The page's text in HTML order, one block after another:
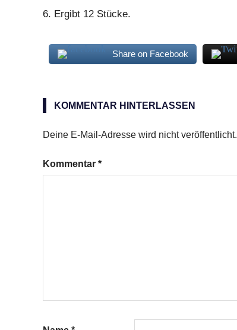
6. Ergibt 12 Stücke.
Share on Facebook
Gemüse
KOMMENTAR HINTERLASSEN
Deine E-Mail-Adresse wird nicht veröffentlicht.
Kommentar *